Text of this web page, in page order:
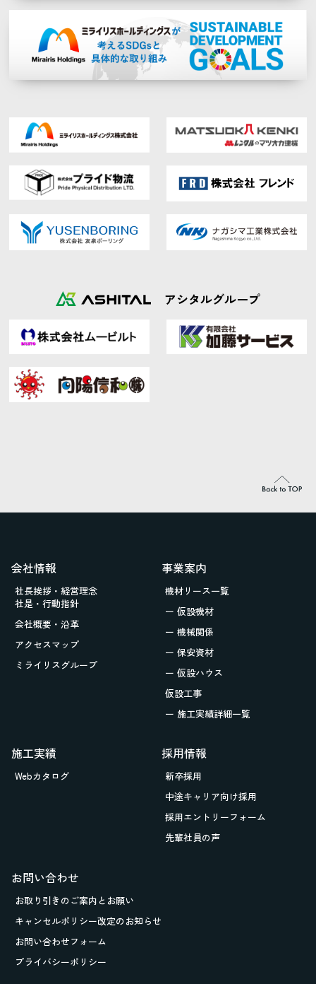
アシタルグループ
会社情報
社長挨拶・経営理念
社是・行動指針
会社概要・沿革
アクセスマップ
ミライリスグループ
事業案内
機材リース一覧
ー 仮設機材
ー 機械関係
ー 保安資材
ー 仮設ハウス
仮設工事
ー 施工実績詳細一覧
施工実績
Webカタログ
採用情報
新卒採用
中途キャリア向け採用
採用エントリーフォーム
先輩社員の声
お問い合わせ
お取り引きのご案内とお願い
キャンセルポリシー改定のお知らせ
お問い合わせフォーム
プライバシーポリシー